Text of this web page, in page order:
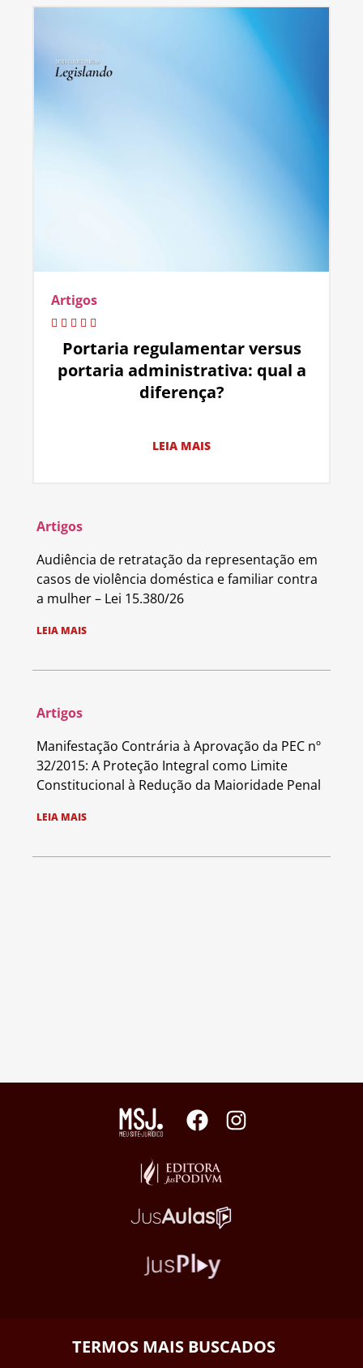
Artigos
Portaria regulamentar versus
portaria administrativa: qual a
diferença?
LEIA MAIS
Artigos
Audiência de retratação da representação em
casos de violência doméstica e familiar contra
a mulher – Lei 15.380/26
LEIA MAIS
Artigos
Manifestação Contrária à Aprovação da PEC nº
32/2015: A Proteção Integral como Limite
Constitucional à Redução da Maioridade Penal
LEIA MAIS
TERMOS MAIS BUSCADOS